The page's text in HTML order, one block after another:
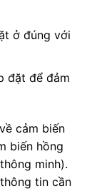
ở đúng với
đặt để đảm
cảm biến
biến hồng
minh).
tin cần